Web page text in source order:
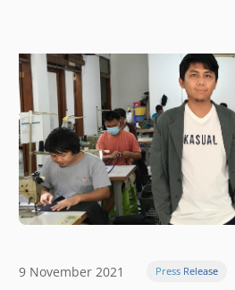
9 November 2021 Press Release